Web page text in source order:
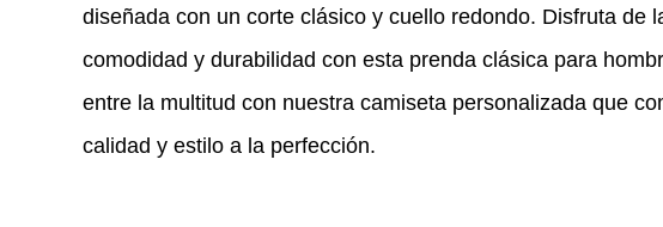
diseñada con un corte clásico y cuello redondo. Disfruta de
comodidad y durabilidad con esta prenda clásica para
entre la multitud con nuestra camiseta personalizada que
calidad y estilo a la perfección.